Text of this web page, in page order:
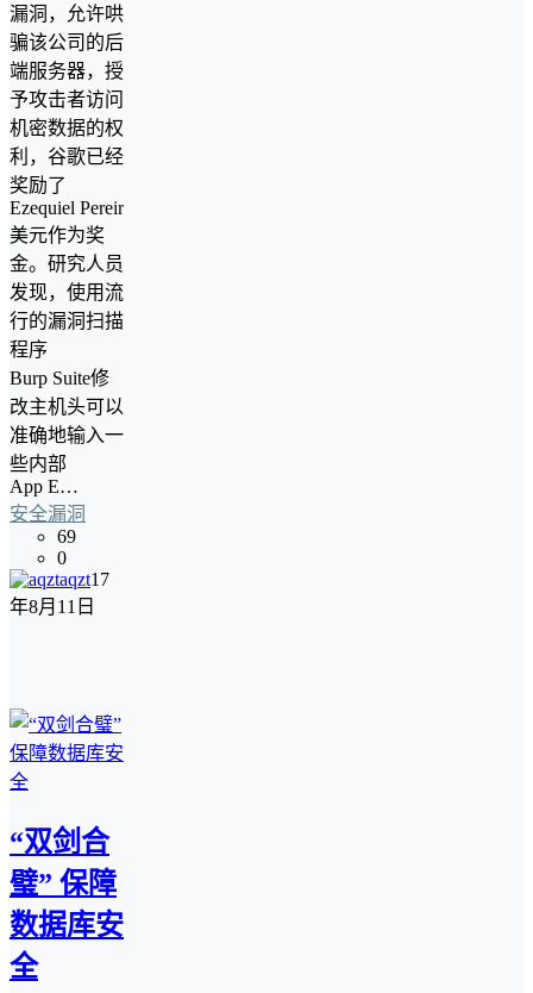
漏洞，允许哄
骗该公司的后
端服务器，授
予攻击者访问
机密数据的权
利，谷歌已经
奖励了
Ezequiel Pereira 10000
美元作为奖
金。研究人员
发现，使用流
行的漏洞扫描
程序
Burp Suite修
改主机头可以
准确地输入一
些内部
App E…
安全漏洞
69
0
aqzt17
年8月11日
“双剑合
璧” 保障
数据库安
全